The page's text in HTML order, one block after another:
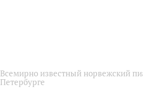
Всемирно известный норвежский
Петербурге